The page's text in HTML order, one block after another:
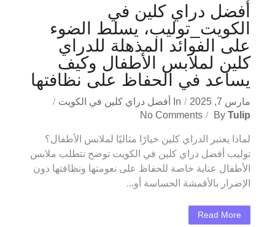
أفضل دراي كلين في
الكويت_توليب، يسلط الضوء
على الفوائد المذهلة للدراي
كلين لملابس الأطفال وكيف
يساعد في الحفاظ على نظافتها
مارس 7, 2025 In
أفضل دراي كلين في الكويت
By Tulip
No Comments
لماذا يعتبر الدراي كلين خيارًا مثاليًا لملابس الأطفال؟
توليب أفضل دراي كلين في الكويت توضح تتطلب ملابس
الأطفال عناية خاصة للحفاظ على نعومتها ونظافتها دون
الإضرار بالأقمشة الحساسة أو...
Read More